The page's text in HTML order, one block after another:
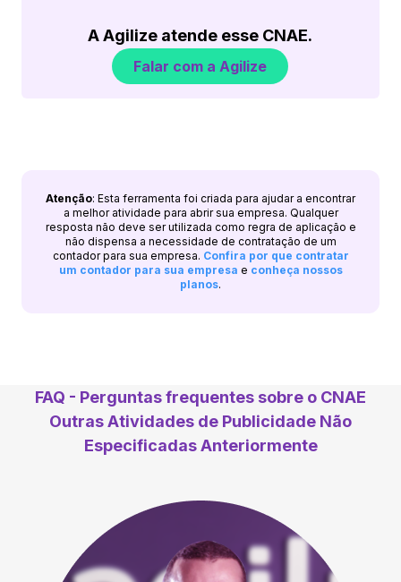
A Agilize atende esse CNAE.
Falar com a Agilize
Atenção: Esta ferramenta foi criada para ajudar a encontrar
a melhor atividade para abrir sua empresa. Qualquer
resposta não deve ser utilizada como regra de aplicação e
não dispensa a necessidade de contratação de um
contador para sua empresa. Confira por que contratar
um contador para sua empresa e conheça nossos
planos.
FAQ - Perguntas frequentes sobre o CNAE
Outras Atividades de Publicidade Não
Especificadas Anteriormente